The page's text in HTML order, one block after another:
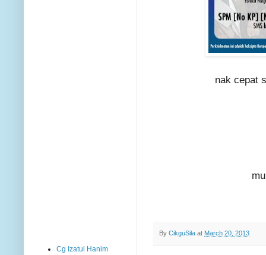
nak cepat
By CikguSila at March 20, 2013
Cg Izatul Hanim